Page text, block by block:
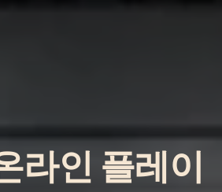
라인 플레이